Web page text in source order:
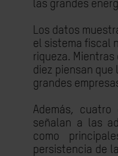
las grandes
Los datos
el sistema fiscal
riqueza.
diez piensan que
grandes
Además,
señalan a las
como
persistencia de